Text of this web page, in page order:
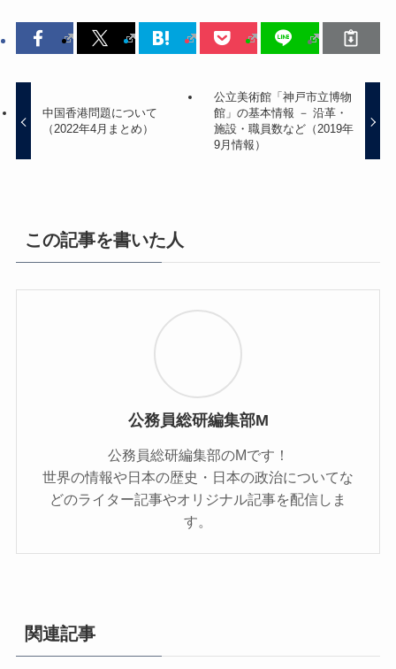
中国香港問題について
（2022年4月まとめ）
公立美術館「神戸市立博物
館」の基本情報 － 沿革・
施設・職員数など（2019年
9月情報）
この記事を書いた人
公務員総研編集部M
公務員総研編集部のMです！
世界の情報や日本の歴史・日本の政治についてな
どのライター記事やオリジナル記事を配信しま
す。
関連記事